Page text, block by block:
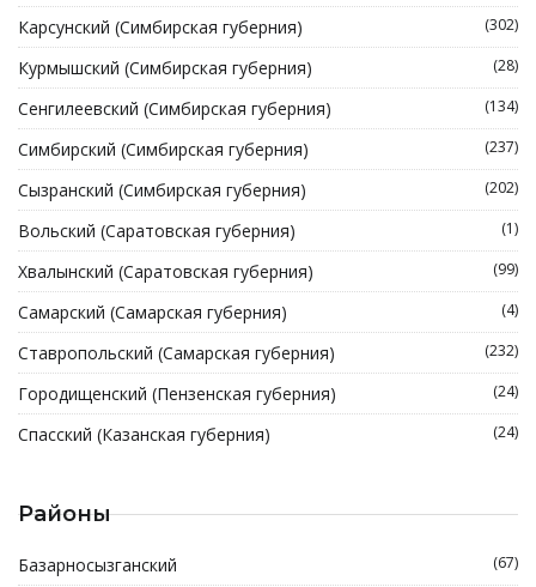
Карсунский (Симбирская губерния) (302)
Курмышский (Симбирская губерния) (28)
Сенгилеевский (Симбирская губерния) (134)
Симбирский (Симбирская губерния) (237)
Сызранский (Симбирская губерния) (202)
Вольский (Саратовская губерния) (1)
Хвалынский (Саратовская губерния) (99)
Самарский (Самарская губерния) (4)
Ставропольский (Самарская губерния) (232)
Городищенский (Пензенская губерния) (24)
Спасский (Казанская губерния) (24)
Районы
Базарносызганский (67)